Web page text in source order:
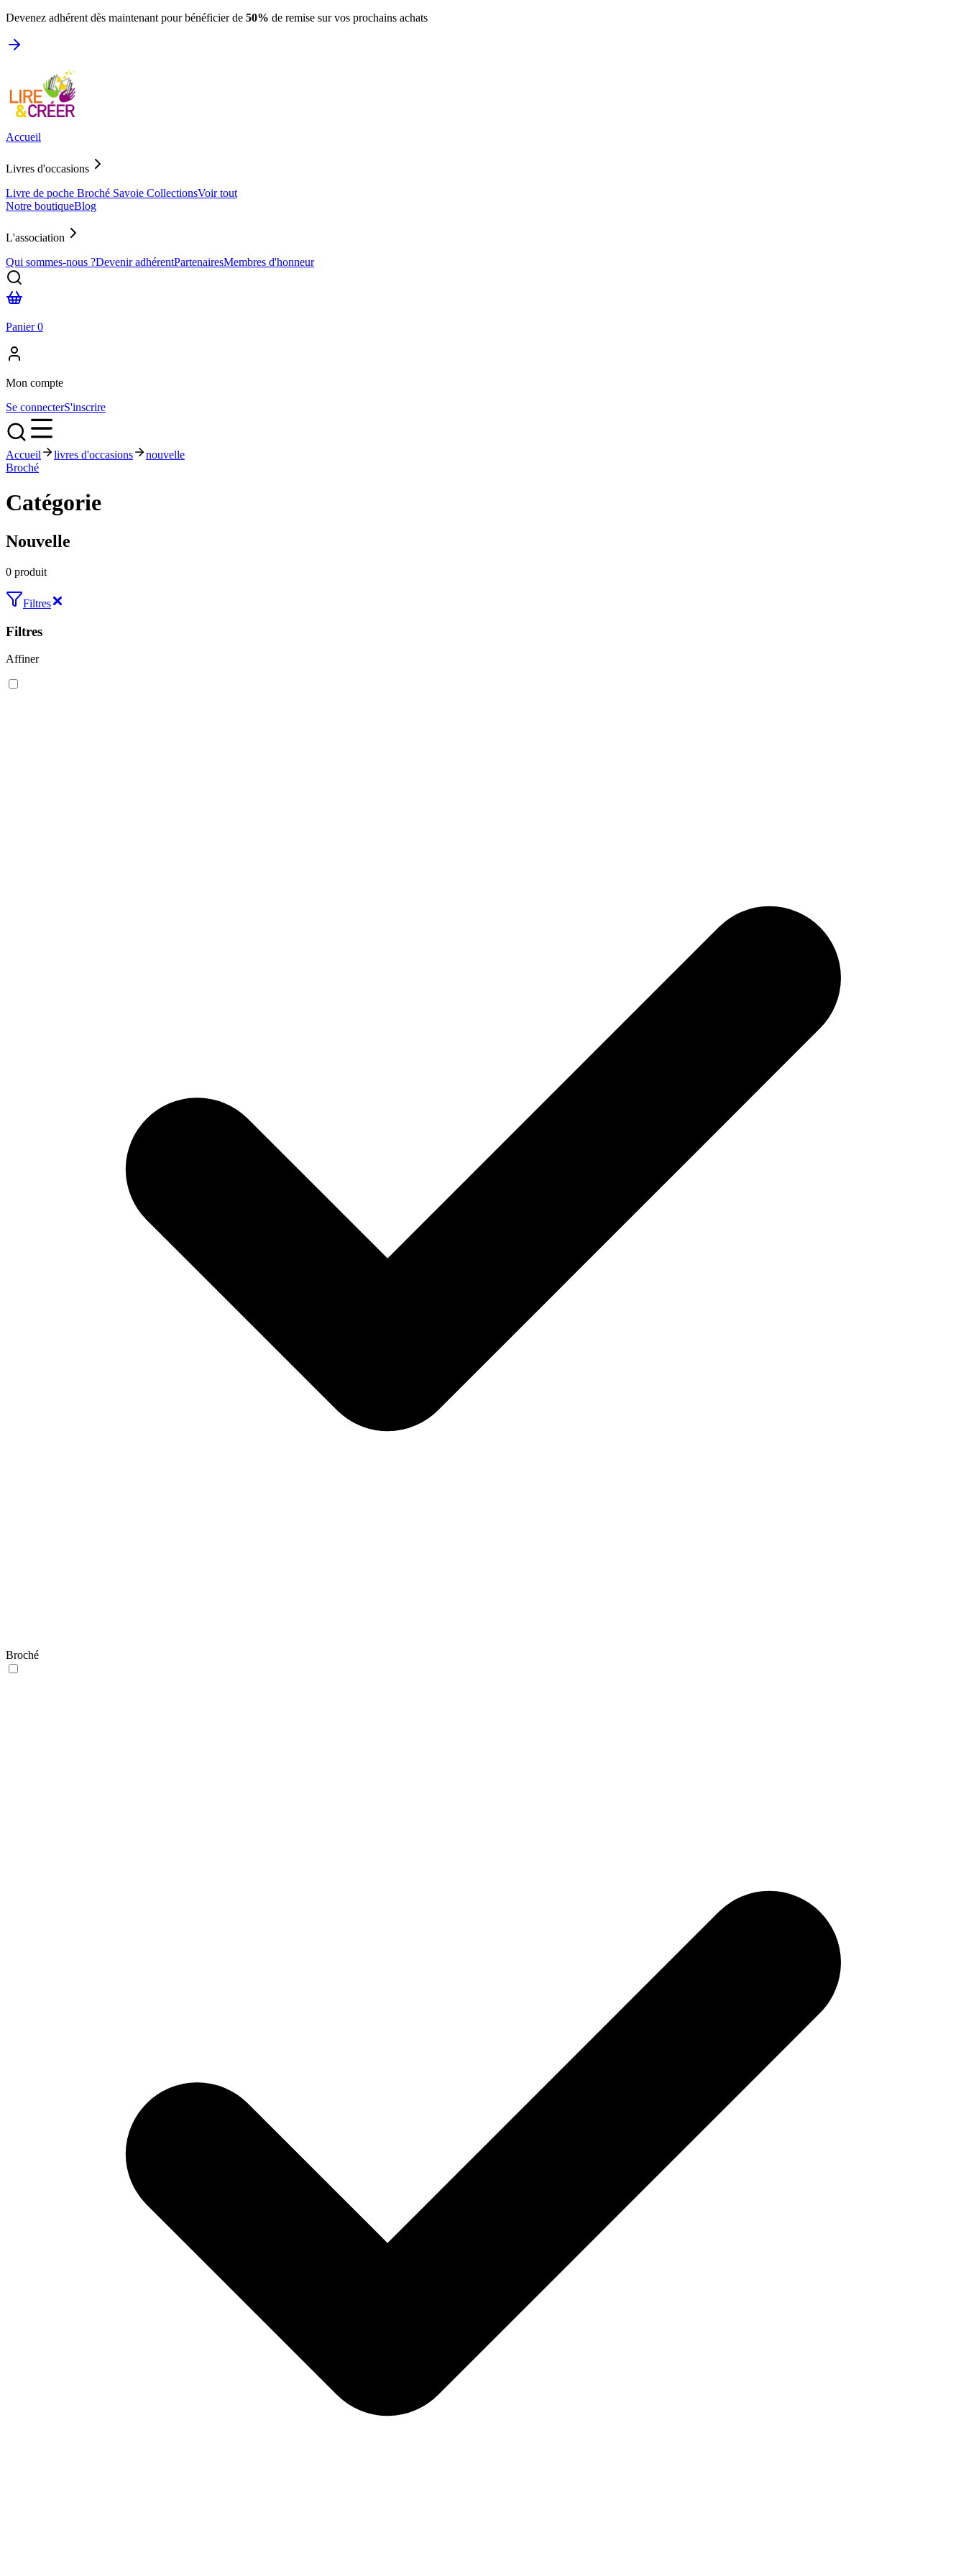
Devenez adhérent dès maintenant pour bénéficier de 50% de remise sur vos prochains achats
Accueil
Livres d'occasions
Livre de poche Broché Savoie CollectionsVoir tout
Notre boutiqueBlog
L'association
Qui sommes-nous ?Devenir adhérentPartenairesMembres d'honneur
Panier0
Mon compte
Se connecterS'inscrire
Accueil livres d'occasions
nouvelle
Broché
Catégorie
Nouvelle
0 produit
Filtres
Filtres
Affiner
Broché